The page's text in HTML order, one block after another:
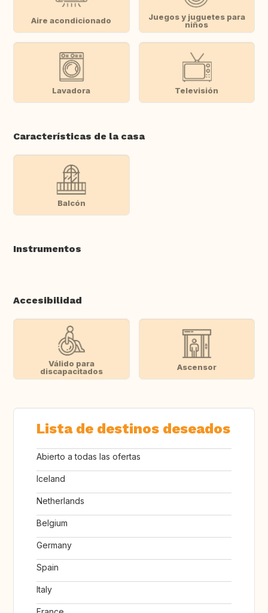
Aire acondicionado
Juegos y juguetes para
niños
Lavadora Televisión
Características de la casa
Balcón
Instrumentos
Accesibilidad
Válido para
discapacitados
Ascensor
Lista de destinos deseados
Abierto a todas las ofertas
Iceland
Netherlands
Belgium
Germany
Spain
Italy